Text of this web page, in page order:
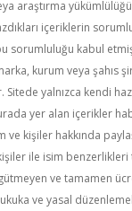
araştırma
içeriklerin
sorumluluğu kabul
kurum veya şahıs
yalnızca kendi
yer alan içerikler
ve kişiler hakkında
ile isim
ve tamamen
ve yasal